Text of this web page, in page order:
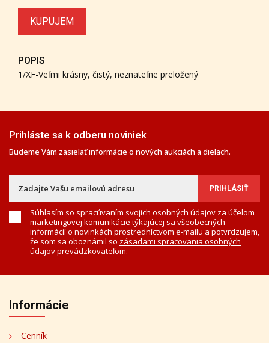
KUPUJEM
POPIS
1/XF-Veľmi krásny, čistý, neznateľne preložený
Prihláste sa k odberu noviniek
Budeme Vám zasielať informácie o nových aukciách a dielach.
Súhlasím so spracúvaním svojich osobných údajov za účelom
marketingovej komunikácie týkajúcej sa všeobecných
informácií o novinkách prostredníctvom e-mailu a potvrdzujem,
že som sa oboznámil so zásadami spracovania osobných
údajovprevádzkovateľom.
Informácie
Cenník